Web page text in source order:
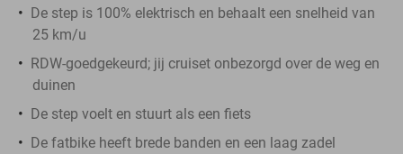
De step is 100% elektrisch en behaalt een snelheid van
25 km/u
RDW-goedgekeurd; jij cruiset onbezorgd over de weg en
duinen
De step voelt en stuurt als een fiets
De fatbike heeft brede banden en een laag zadel